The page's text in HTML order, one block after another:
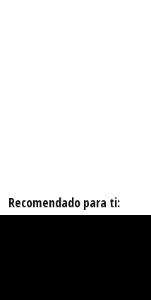
Recomendado para ti: